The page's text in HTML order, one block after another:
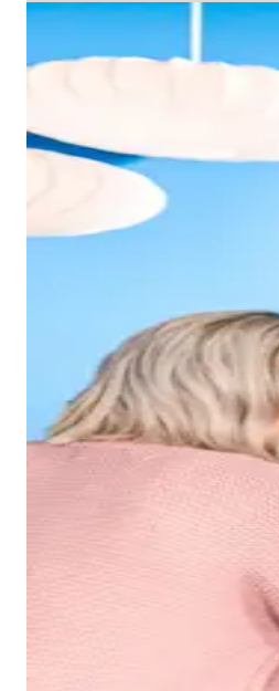
Gracias al borde estrecho del
crea un seno interior muy
ejemplo, se puede lavar el